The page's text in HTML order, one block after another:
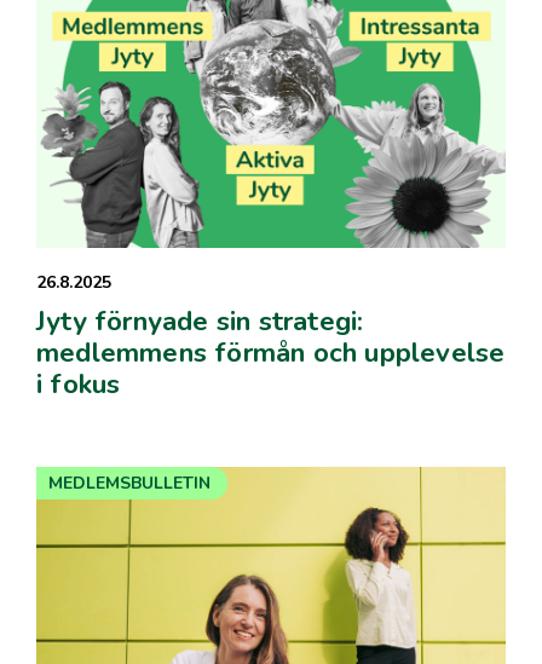
26.8.2025
Jyty förnyade sin strategi:
medlemmens förmån och upplevelse
i fokus
MEDLEMSBULLETIN